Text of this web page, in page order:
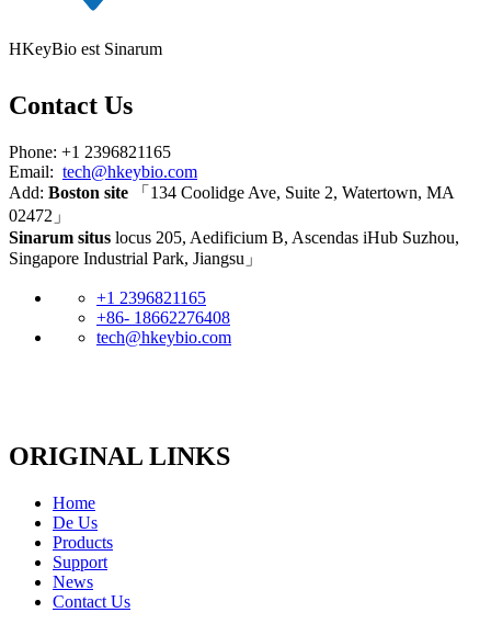
HKeyBio est Sinarum
Contact Us
Phone: +1 2396821165
Email: tech@hkeybio.com
Add: Boston site
「134 Coolidge Ave, Suite 2, Watertown, MA
02472」
Sinarum situs locus 205, Aedificium B, Ascendas iHub Suzhou,
Singapore Industrial Park, Jiangsu」
+1 2396821165
+86- 18662276408
tech@hkeybio.com
ORIGINAL LINKS
Home
De Us
Products
Support
News
Contact Us